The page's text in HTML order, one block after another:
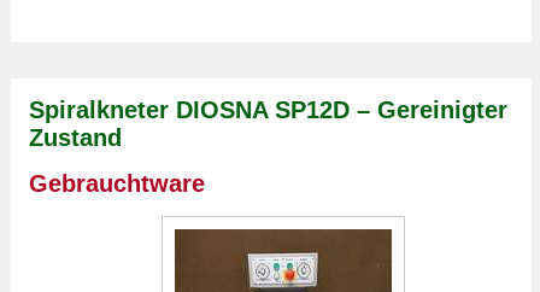
Spiralkneter DIOSNA SP12D – Gereinigter
Zustand
Gebrauchtware